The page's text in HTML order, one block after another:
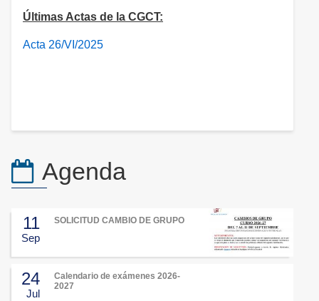
Últimas Actas de la CGCT:
Acta 26/VI/2025
Agenda
11
Sep
SOLICITUD CAMBIO DE GRUPO
24
Jul
Calendario de exámenes 2026-
2027